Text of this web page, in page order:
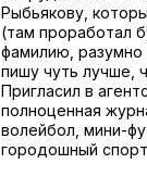
Рыбьякову,
(там проработал
фамилию, разумно
пишу чуть лучше,
Пригласил в
полноценная
волейбол, мини-
городошный